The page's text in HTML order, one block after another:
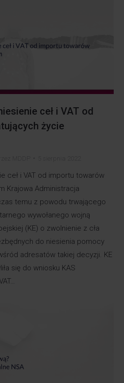
ceł i VAT od
życie
ceł i VAT od importu towarów
Krajowa Administracja
temu z powodu trwającego
wywołanego wojną
(KE) o zwolnienie z cła
do niesienia pomocy
adresatów takiej decyzji. KE
się do wniosku KAS